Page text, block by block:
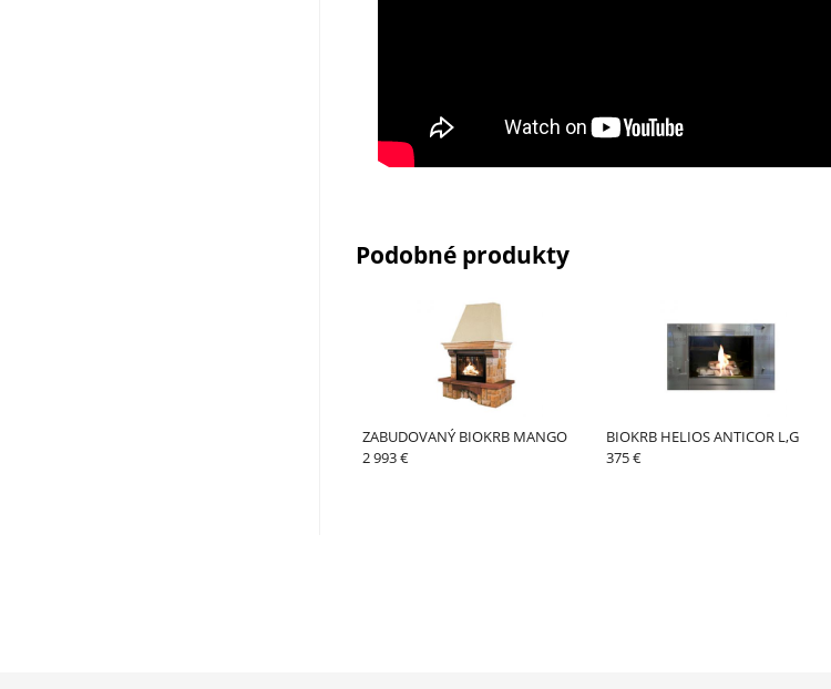
Podobné produkty
ZABUDOVANÝ BIOKRB MANGO
2 993 €
BIOKRB HELIOS ANTICOR L,G
375 €